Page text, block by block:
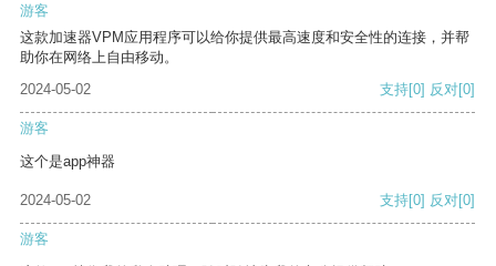
游客
这款加速器VPM应用程序可以给你提供最高速度和安全性的连接，并帮
助你在网络上自由移动。
2024-05-02
支持[0] 反对[0]
游客
这个是app神器
2024-05-02 支持[0] 反对[0]
游客